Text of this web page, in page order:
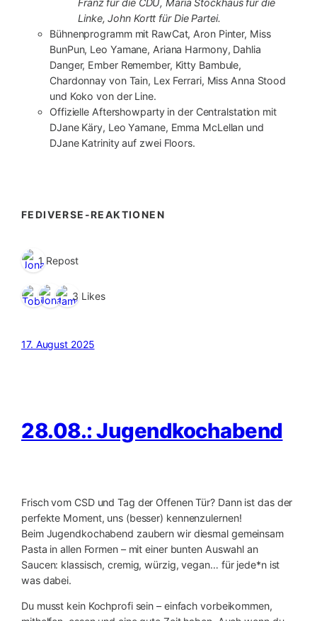
Linke, John Kortt für Die Partei.
Bühnenprogramm mit RawCat, Aron Pinter, Miss
BunPun, Leo Yamane, Ariana Harmony, Dahlia
Danger, Ember Remember, Kitty Bambule,
Chardonnay von Tain, Lex Ferrari, Miss Anna Stood
und Koko von der Line.
Offizielle Aftershowparty in der Centralstation mit
DJane Käry, Leo Yamane, Emma McLellan und
DJane Katrinity auf zwei Floors.
FEDIVERSE-REAKTIONEN
1 Repost
3 Likes
17. August 2025
28.08.: Jugendkochabend
Frisch vom CSD und Tag der Offenen Tür? Dann ist das der
perfekte Moment, uns (besser) kennenzulernen!
Beim Jugendkochabend zaubern wir diesmal gemeinsam
Pasta in allen Formen – mit einer bunten Auswahl an
Saucen: klassisch, cremig, würzig, vegan… für jede*n ist
was dabei.
Du musst kein Kochprofi sein – einfach vorbeikommen,